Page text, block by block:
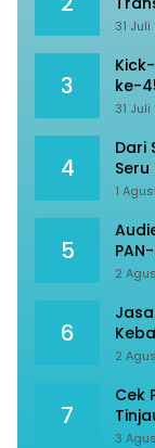
31
3
ke-
31
4
Dari
1
5
2
6
2
7
Cek
3